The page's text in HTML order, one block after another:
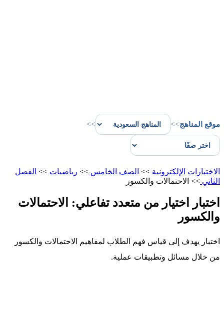
موقع المناهج>>
>>
الاختبارات الإلكترونية >> الصف الخامس >> رياضيات >> الفصل
الثاني >> الاحتمالات والكسور
اختبار اختيار من متعدد تفاعلي: الاحتمالات
والكسور
اختبار يهدف إلى قياس فهم الطلاب لمفاهيم الاحتمالات والكسور
من خلال مسائل وتطبيقات عملية.